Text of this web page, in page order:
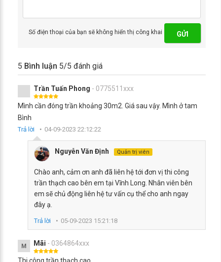
Số điện thoại của bạn sẽ không hiển thị công khai GỬI
5 Bình luận 5/5 đánh giá
Trần Tuấn Phong - 0775511xxx
Mình cần đóng trần khoảng 30m2. Giá sau vậy. Mình ở tam
Bình
Trả lời 04-09-2023 22:12:22
Nguyễn Văn Định Quản trị viên
Chào anh, cảm ơn anh đã liên hệ tới đơn vị thi công
trần thạch cao bên em tại Vĩnh Long. Nhân viên bên
em sẽ chủ động liên hệ tư vấn cụ thể cho anh ngay
đây ạ.
Trả lời 05-09-2023 15:21:18
M Mãi - 0364864xxx